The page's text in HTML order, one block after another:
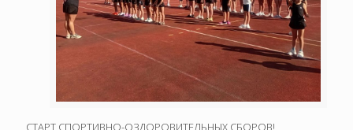
СТАРТ СПОРТИВНО-ОЗДОРОВИТЕЛЬНЫХ СБОРОВ!